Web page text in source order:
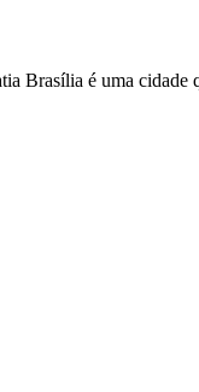
Brasília é uma